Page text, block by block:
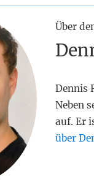
Über
Dennis
Neben
auf. Er
über